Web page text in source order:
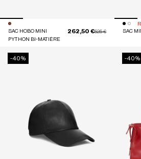
SAC HOBO MINI
PYTHON BI-MATIÈRE
Prix réduit de
525 €à
262,50 €
SAC
-40% -40%